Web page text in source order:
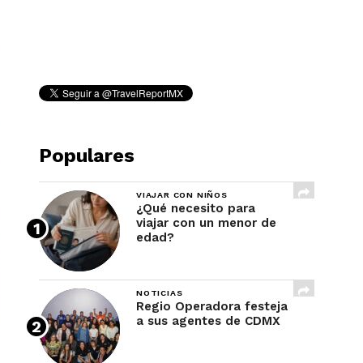
Populares
VIAJAR CON NIÑOS
¿Qué necesito para
viajar con un menor de
edad?
NOTICIAS
Regio Operadora festeja
a sus agentes de CDMX